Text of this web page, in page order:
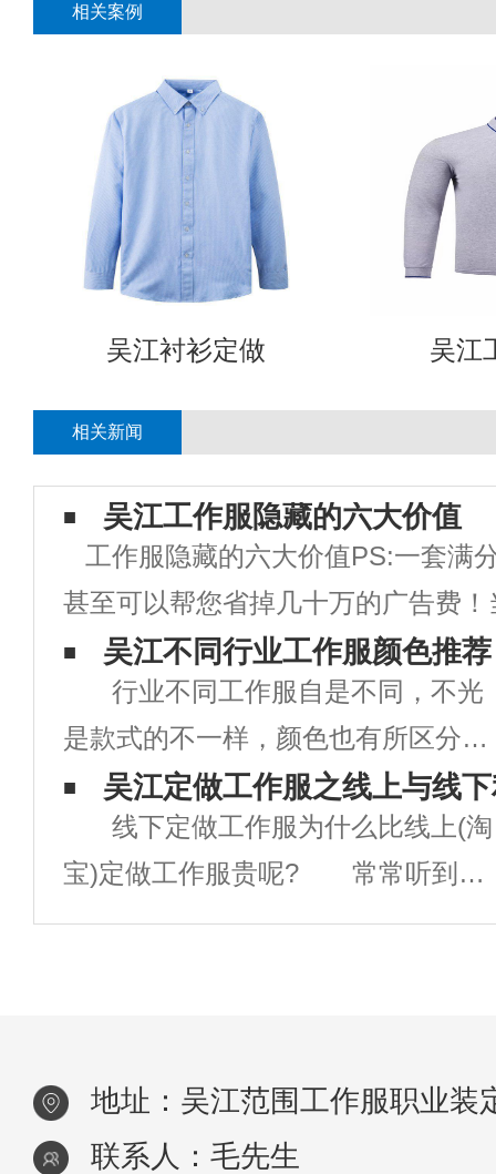
相关案例
吴江衬衫定做 吴江
相关新闻
吴江工作服隐藏的六大价值
工作服隐藏的六大价值PS:一套满
甚至可以帮您省掉几十万的广告费
企业是否需要统一定制工作服，你是
为，工作服就只是一块用来防脏的
定制工作服？那你就大错特错了！在
吴江不同行业工作服颜色推
行业不同工作服自是不同，不光
是款式的不一样，颜色也有所区分，
提到医生首先想到白色，环卫工人定
制工作服都是橘色或者黄色的，警示
开车的司机们留意安全。 红色工
作服寄意为：活泼，热情，大胆勇
吴江定做工作服之线上与线
线下定做工作服为什么比线上(淘
宝)定做工作服贵呢? 常常听到客
户说：“你们定做工作服比淘名贵多
(独自
地址：吴江范围工作服职业装
联系人：毛先生